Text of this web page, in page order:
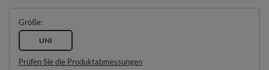
Größe
UNI
Prüfen Sie die Produktabmessungen